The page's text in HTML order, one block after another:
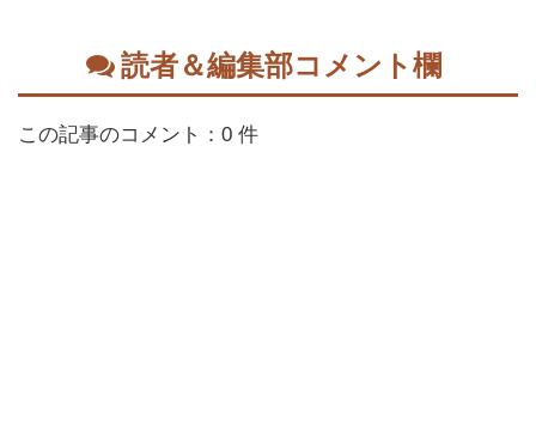
読者＆編集部コメント欄
この記事のコメント：0 件